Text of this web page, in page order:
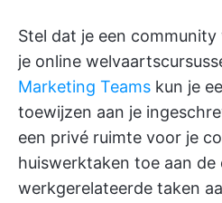
Stel dat je een
je online
Marketing Teams kun je
toewijzen aan je
een privé ruimte voor je
huiswerktaken toe aan de
werkgerelateerde taken